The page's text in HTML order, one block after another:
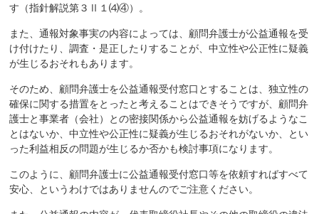
す（指針解説第３Ⅱ１⑷④）。
また、通報対象事実の内容によっては、顧問弁護士が公益通報を受
け付けたり、調査・是正したりすることが、中立性や公正性に疑義
が生じるおそれもあります。
そのため、顧問弁護士を公益通報受付窓口とすることは、独立性の
確保に関する措置をとったと考えることはできそうですが、顧問弁
護士と事業者（会社）との密接関係から公益通報を妨げるようなこ
とはないか、中立性や公正性に疑義が生じるおそれがないか、とい
った利益相反の問題が生じるか否かも検討事項になります。
このように、顧問弁護士に公益通報受付窓口等を依頼すればすべて
安心、というわけではありませんのでご注意ください。